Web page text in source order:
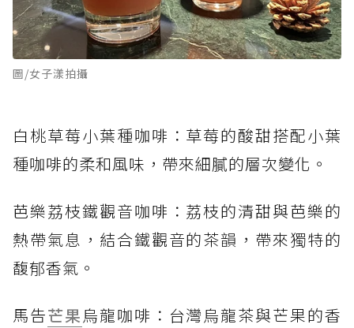
圖/女子漾拍攝
白桃草莓小葉種咖啡：草莓的酸甜搭配小葉
種咖啡的柔和風味，帶來細膩的層次變化。
芭樂荔枝鐵觀音咖啡：荔枝的清甜與芭樂的
熱帶氣息，結合鐵觀音的茶韻，帶來獨特的
馥郁香氣。
馬告芒果烏龍咖啡：台灣烏龍茶與芒果的香